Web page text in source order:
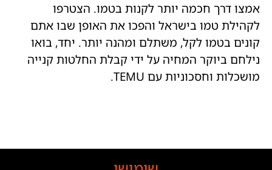
אמצו דרך חכמה יותר לקנות בטמו. הצטרפו
לקהילת טמו בישראל והפכו את האופן שבו אתם
קונים בטמו לקל, משתלם ומהנה יותר. יחד, בואו
נילחם ביוקר המחיה על ידי קבלת החלטות קנייה
מושכלות וחסכוניות עם TEMU.